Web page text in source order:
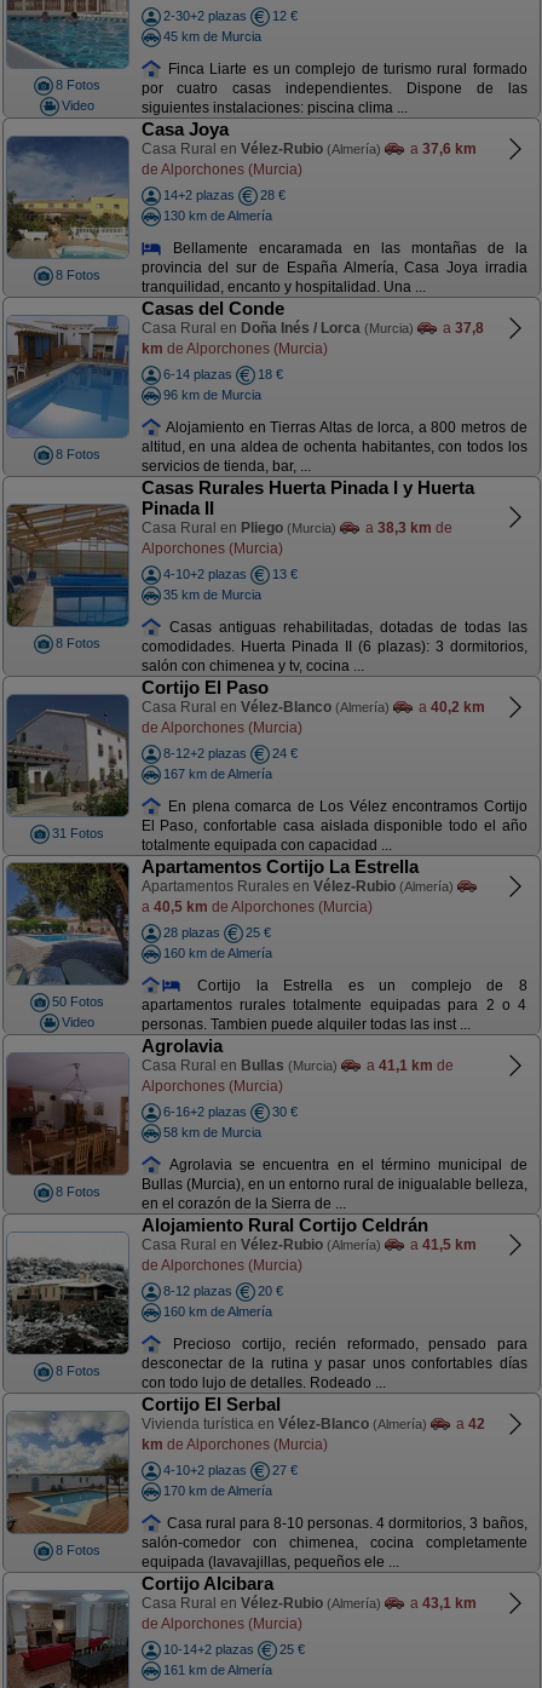
8 Fotos
Video
2-30+2 plazas
12 €
45 km de Murcia
Finca Liarte es un complejo de turismo rural formado
por cuatro casas independientes. Dispone de las
siguientes instalaciones: piscina clima ...
8 Fotos
Casa Joya
Casa Rural en Vélez-Rubio (Almería) a 37,6 km
de Alporchones (Murcia)
14+2 plazas
28 €
130 km de Almería
Bellamente encaramada en las montañas de la
provincia del sur de España Almería, Casa Joya irradia
tranquilidad, encanto y hospitalidad. Una ...
8 Fotos
Casas del Conde
Casa Rural en Doña Inés / Lorca (Murcia) a 37,8
km de Alporchones (Murcia)
6-14 plazas
18 €
96 km de Murcia
Alojamiento en Tierras Altas de lorca, a 800 metros de
altitud, en una aldea de ochenta habitantes, con todos los
servicios de tienda, bar, ...
8 Fotos
Casas Rurales Huerta Pinada I y Huerta
Pinada II
Casa Rural en Pliego (Murcia) a 38,3 km de
Alporchones (Murcia)
4-10+2 plazas
13 €
35 km de Murcia
Casas antiguas rehabilitadas, dotadas de todas las
comodidades. Huerta Pinada II (6 plazas): 3 dormitorios,
salón con chimenea y tv, cocina ...
31 Fotos
Cortijo El Paso
Casa Rural en Vélez-Blanco (Almería) a 40,2 km
de Alporchones (Murcia)
8-12+2 plazas
24 €
167 km de Almería
En plena comarca de Los Vélez encontramos Cortijo
El Paso, confortable casa aislada disponible todo el año
totalmente equipada con capacidad ...
50 Fotos
Video
Apartamentos Cortijo La Estrella
Apartamentos Rurales en Vélez-Rubio (Almería)
a 40,5 km de Alporchones (Murcia)
28 plazas
25 €
160 km de Almería
Cortijo la Estrella es un complejo de 8
apartamentos rurales totalmente equipadas para 2 o 4
personas. Tambien puede alquiler todas las inst ...
8 Fotos
Agrolavia
Casa Rural en Bullas (Murcia) a 41,1 km de
Alporchones (Murcia)
6-16+2 plazas
30 €
58 km de Murcia
Agrolavia se encuentra en el término municipal de
Bullas (Murcia), en un entorno rural de inigualable belleza,
en el corazón de la Sierra de ...
8 Fotos
Alojamiento Rural Cortijo Celdrán
Casa Rural en Vélez-Rubio (Almería) a 41,5 km
de Alporchones (Murcia)
8-12 plazas
20 €
160 km de Almería
Precioso cortijo, recién reformado, pensado para
desconectar de la rutina y pasar unos confortables días
con todo lujo de detalles. Rodeado ...
8 Fotos
Cortijo El Serbal
Vivienda turística en Vélez-Blanco (Almería) a 42
km de Alporchones (Murcia)
4-10+2 plazas
27 €
170 km de Almería
Casa rural para 8-10 personas. 4 dormitorios, 3 baños,
salón-comedor con chimenea, cocina completamente
equipada (lavavajillas, pequeños ele ...
Cortijo Alcibara
Casa Rural en Vélez-Rubio (Almería) a 43,1 km
de Alporchones (Murcia)
10-14+2 plazas
25 €
161 km de Almería